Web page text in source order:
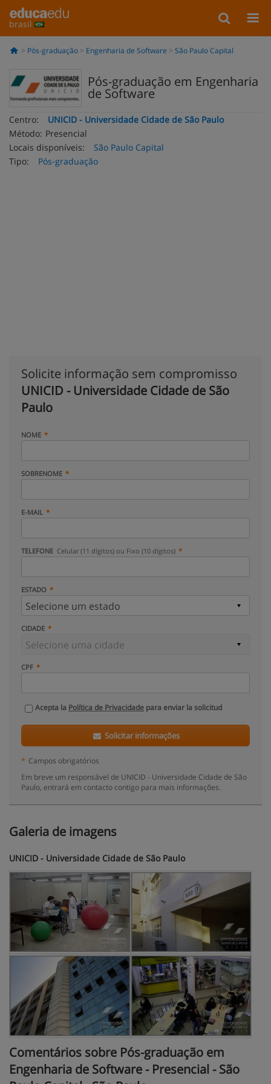
brasil
Pós-graduação Engenharia de Software São Paulo Capital
Pós-graduação em Engenharia
de Software
Centro:
UNICID - Universidade Cidade de São Paulo
Método: Presencial
Locais disponíveis:
São Paulo Capital
Tipo:
Pós-graduação
Solicite informação sem compromisso
UNICID - Universidade Cidade de São
Paulo
NOME
SOBRENOME
E-MAIL
TELEFONE Celular (11 dígitos) ou Fixo (10 dígitos)
ESTADO
CIDADE
CPF
Acepta la Política de Privacidade para enviar la solicitud
Solicitar informações
* Campos obrigatórios
Em breve um responsável de UNICID - Universidade Cidade de São
Paulo, entrará em contacto contigo para mais informações.
Galeria de imagens
UNICID - Universidade Cidade de São Paulo
Comentários sobre Pós-graduação em
Engenharia de Software - Presencial - São